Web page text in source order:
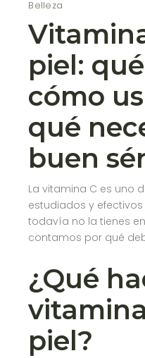
Belleza
piel:
cómo
qué
buen
La vitamina C es uno
estudiados y
todavía no la tienes
contamos por qué
¿Qué
piel?